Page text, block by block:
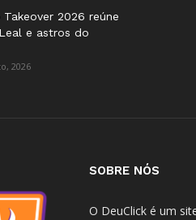
Takeover 2026 reúne
e astros do
2026
SOBRE NÓS
O DeuClick é um